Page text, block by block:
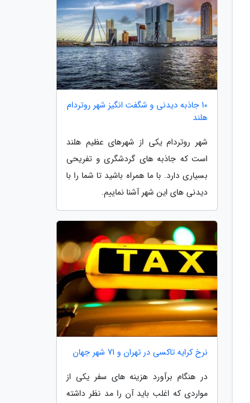
10 جاذبه دیدنی و شگفت انگیز شهر روتردام
هلند
شهر روتردام یکی از شهرهای عظیم هلند
است که جاذبه های گردشگری و تفریحی
بسیاری دارد. با ما همراه باشید تا شما را با
دیدنی های این شهر آشنا نماییم.
نرخ کرایه تاکسی در تهران و 71 شهر جهان
در هنگام برآورد هزینه های سفر یکی از
مواردی که اغلب باید آن را مد نظر داشته